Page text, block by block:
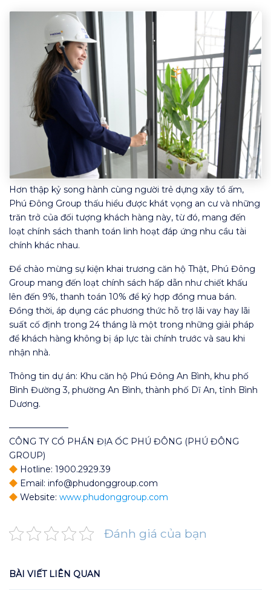
Hơn thập kỷ song hành cùng người trẻ dựng xây tổ ấm,
Phú Đông Group thấu hiểu được khát vọng an cư và những
trăn trở của đối tượng khách hàng này, từ đó, mang đến
loạt chính sách thanh toán linh hoạt đáp ứng nhu cầu tài
chính khác nhau.
Để chào mừng sự kiện khai trương căn hộ Thật, Phú Đông
Group mang đến loạt chính sách hấp dẫn như chiết khấu
lên đến 9%, thanh toán 10% để ký hợp đồng mua bán.
Đồng thời, áp dụng các phương thức hỗ trợ lãi vay hay lãi
suất cố định trong 24 tháng là một trong những giải pháp
để khách hàng không bị áp lực tài chính trước và sau khi
nhận nhà.
Thông tin dự án: Khu căn hộ Phú Đông An Bình, khu phố
Bình Đường 3, phường An Bình, thành phố Dĩ An, tỉnh Bình
Dương.
———————
CÔNG TY CỔ PHẦN ĐỊA ỐC PHÚ ĐÔNG (PHÚ ĐÔNG
GROUP)
Hotline: 1900.2929.39
Email: info@phudonggroup.com
Website: www.phudonggroup.com
Đánh giá của bạn
BÀI VIẾT LIÊN QUAN